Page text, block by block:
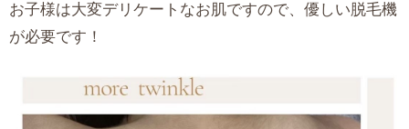
お子様は大変デリケートなお肌ですので、優しい脱毛機
が必要です！